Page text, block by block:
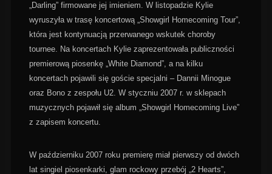
„Darling” firmowane jej imieniem. W listopadzie Kylie
wyruszyła w trasę koncertową „Showgirl Homecoming Tour”,
która jest kontynuacją przerwanego wskutek choroby
tournee. Na koncertach Kylie zaprezentowała publiczności
premierową piosenkę „White Diamond”, a na kilku
koncertach pojawili się goście specjalni – Dannii Minogue
oraz Bono z zespołu U2. W styczniu 2007 r. w sklepach
muzycznych pojawił się album „Showgirl Homecoming Live”
z zapisem koncertu.
W październiku 2007 roku premierę miał pierwszy od dwóch
lat singiel piosenkarki, glam rockowy przebój „2 Hearts”,